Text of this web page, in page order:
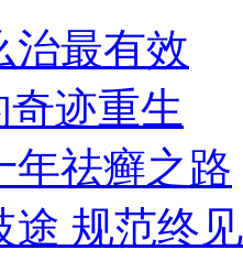
治最有效
奇迹重生
年祛癣之路
途 规范终见